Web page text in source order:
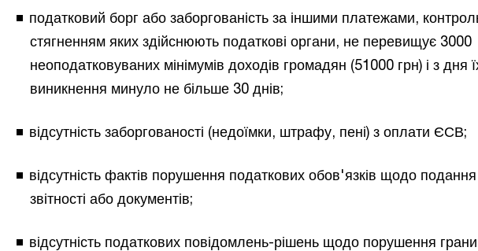
податковий борг або заборгованість за іншими платежами,
стягненням яких здійснюють податкові органи, не перевищує 3000
неоподатковуваних мінімумів доходів громадян (51000 грн) і з дня
виникнення минуло не більше 30 днів;
відсутність заборгованості (недоїмки, штрафу, пені) з оплати ЄСВ;
відсутність фактів порушення податкових обов'язків щодо подання
звітності або документів;
відсутність податкових повідомлень-рішень щодо порушення